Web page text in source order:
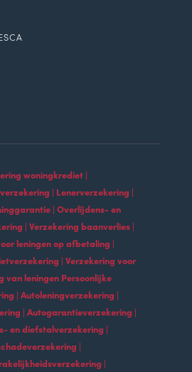
woningkrediet |
| Lenerverzekering |
| Overlijdens- en
| Verzekering baanverlies |
leningen op afbetaling |
| Verzekering voor
van leningen Persoonlijke
| Autoleningverzekering |
| Autogarantieverzekering |
en diefstalverzekering |
|
|